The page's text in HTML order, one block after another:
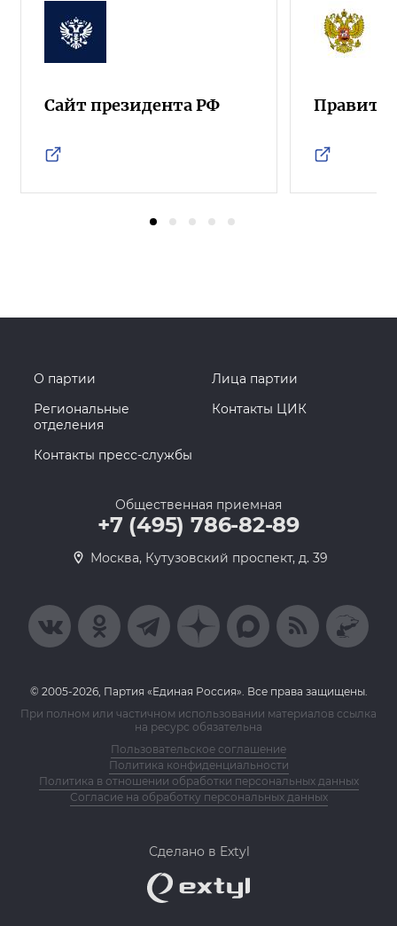
Сайт президента РФ
О партии
Лица партии
Региональные
отделения
Контакты ЦИК
Контакты пресс-службы
Общественная приемная
+7 (495) 786-82-89
Москва, Кутузовский проспект, д. 39
© 2005-2026, Партия «Единая Россия». Все права защищены.
При полном или частичном использовании материалов ссылка
на ресурс обязательна
Пользовательское соглашение
Политика конфиденциальности
Политика в отношении обработки персональных данных
Согласие на обработку персональных данных
Сделано в Extyl